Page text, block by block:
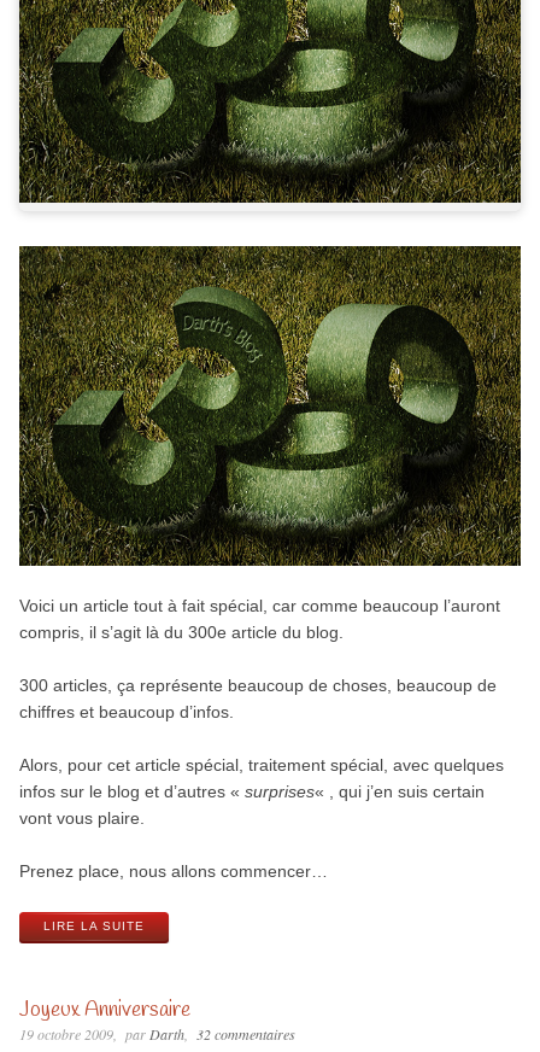
Voici un article tout à fait spécial, car comme beaucoup l’auront
compris, il s’agit là du 300e article du blog.
300 articles, ça représente beaucoup de choses, beaucoup de
chiffres et beaucoup d’infos.
Alors, pour cet article spécial, traitement spécial, avec quelques
infos sur le blog et d’autres « surprises« , qui j’en suis certain
vont vous plaire.
Prenez place, nous allons commencer…
LIRE LA SUITE
Joyeux Anniversaire
19 octobre 2009 par Darth 32 commentaires